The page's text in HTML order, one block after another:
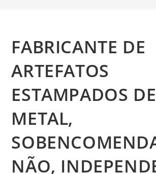
FABRICANTE DE
ARTEFATOS
ESTAMPADOS DE
METAL,
NÃO,